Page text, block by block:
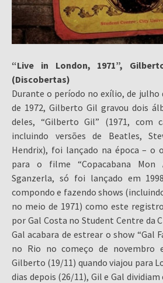
“Live in London, 1971”,
(Discobertas)
Durante o período no exílio, de julho
de 1972, Gilberto Gil gravou dois
deles, “Gilberto Gil” (1971, com
incluindo versões de Beatles,
Hendrix), foi lançado na época – o
para o filme “Copacabana Mon
Sganzerla, só foi lançado em
compondo e fazendo shows
no meio de 1971) como este
por Gal Costa no Student Centre da
Gal acabara de estrear o show “Gal
no Rio no começo de novembro
Gilberto (19/11) quando viajou para
dias depois (26/11), Gil e Gal